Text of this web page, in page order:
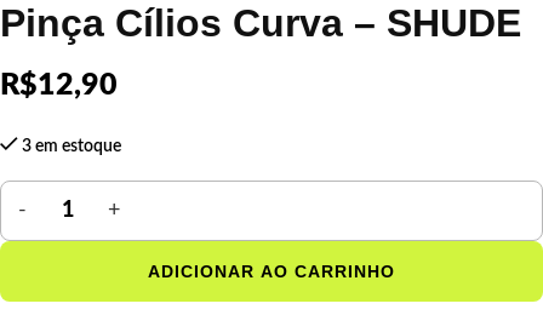
Pinça Cílios Curva – SHUDE
R$12,90
3 em estoque
ADICIONAR AO CARRINHO